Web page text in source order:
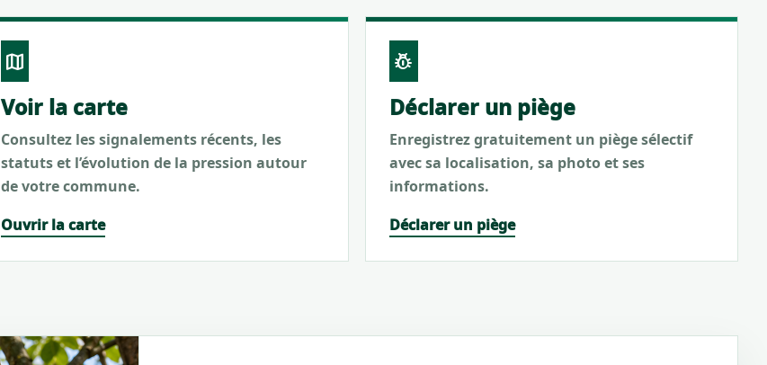
map
Voir la carte
Consultez les signalements récents, les
statuts et l’évolution de la pression autour
de votre commune.
Ouvrir la carte
pest_control
Déclarer un piège
Enregistrez gratuitement un piège sélectif
avec sa localisation, sa photo et ses
informations.
Déclarer un piège